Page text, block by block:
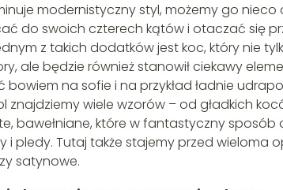
modernistyczny styl, możemy go nieco
do swoich czterech kątów i otaczać się
z takich dodatków jest koc, który nie
ale będzie również stanowił ciekawy
bowiem na sofie i na przykład ładnie
znajdziemy wiele wzorów – od gładkich
bawełniane, które w fantastyczny sposób
pledy. Tutaj także stajemy przed wieloma
satynowe.